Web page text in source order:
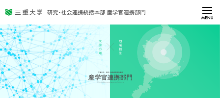
お知らせ
トピックス
お問い合わせ